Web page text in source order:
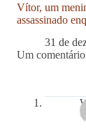
Vítor, um
assassinado
31 de
Um comentário